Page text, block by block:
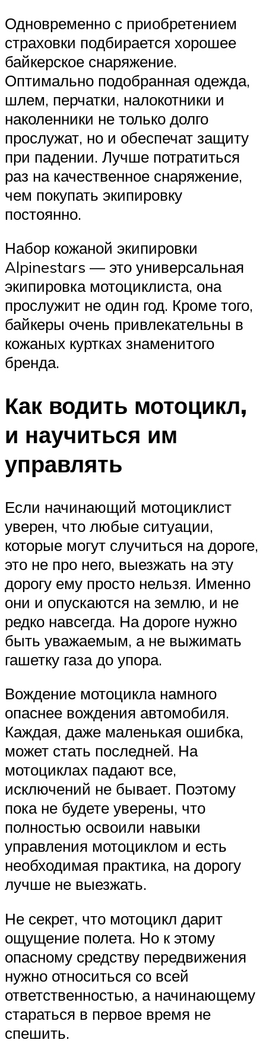
Одновременно с приобретением
страховки подбирается хорошее
байкерское снаряжение.
Оптимально подобранная одежда,
шлем, перчатки, налокотники и
наколенники не только долго
прослужат, но и обеспечат защиту
при падении. Лучше потратиться
раз на качественное снаряжение,
чем покупать экипировку
постоянно.
Набор кожаной экипировки
Alpinestars — это универсальная
экипировка мотоциклиста, она
прослужит не один год. Кроме того,
байкеры очень привлекательны в
кожаных куртках знаменитого
бренда.
Как водить мотоцикл,
и научиться им
управлять
Если начинающий мотоциклист
уверен, что любые ситуации,
которые могут случиться на дороге,
это не про него, выезжать на эту
дорогу ему просто нельзя. Именно
они и опускаются на землю, и не
редко навсегда. На дороге нужно
быть уважаемым, а не выжимать
гашетку газа до упора.
Вождение мотоцикла намного
опаснее вождения автомобиля.
Каждая, даже маленькая ошибка,
может стать последней. На
мотоциклах падают все,
исключений не бывает. Поэтому
пока не будете уверены, что
полностью освоили навыки
управления мотоциклом и есть
необходимая практика, на дорогу
лучше не выезжать.
Не секрет, что мотоцикл дарит
ощущение полета. Но к этому
опасному средству передвижения
нужно относиться со всей
ответственностью, а начинающему
стараться в первое время не
спешить.